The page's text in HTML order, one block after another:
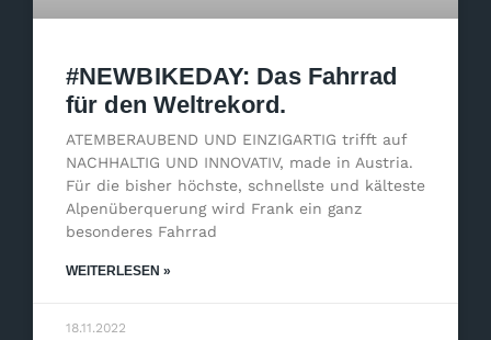
#NEWBIKEDAY: Das Fahrrad
für den Weltrekord.
ATEMBERAUBEND UND EINZIGARTIG trifft auf
NACHHALTIG UND INNOVATIV, made in Austria.
Für die bisher höchste, schnellste und kälteste
Alpenüberquerung wird Frank ein ganz
besonderes Fahrrad
WEITERLESEN »
18.11.2022